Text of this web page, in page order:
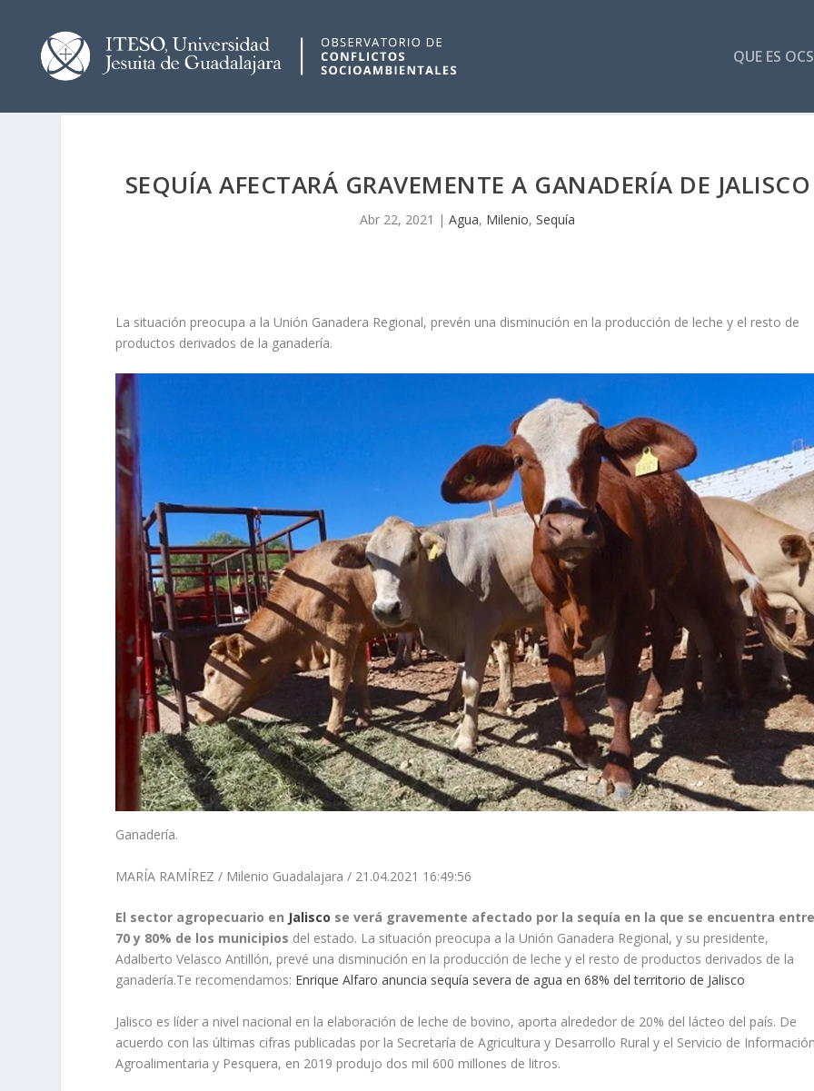
QUE ES
SEQUÍA AFECTARÁ GRAVEMENTE A GANADERÍA DE JALISCO
Abr 22, 2021 |Agua, Milenio,Sequía
La situación preocupa a la Unión Ganadera Regional, prevén una disminución en la producción de leche y el resto de
productos derivados de la ganadería.
Ganadería.
MARÍA RAMÍREZ / Milenio Guadalajara / 21.04.2021 16:49:56
El sector agropecuario en Jalisco se verá gravemente afectado por la sequía en la que se encuentra
70 y 80% de los municipios del estado. La situación preocupa a la Unión Ganadera Regional, y su presidente,
Adalberto Velasco Antillón, prevé una disminución en la producción de leche y el resto de productos derivados de la
ganadería.Te recomendamos: Enrique Alfaro anuncia sequía severa de agua en 68% del territorio de Jalisco
Jalisco es líder a nivel nacional en la elaboración de leche de bovino, aporta alrededor de 20% del lácteo del país. De
acuerdo con las últimas cifras publicadas por la Secretaría de Agricultura y Desarrollo Rural y el Servicio de
Agroalimentaria y Pesquera, en 2019 produjo dos mil 600 millones de litros.